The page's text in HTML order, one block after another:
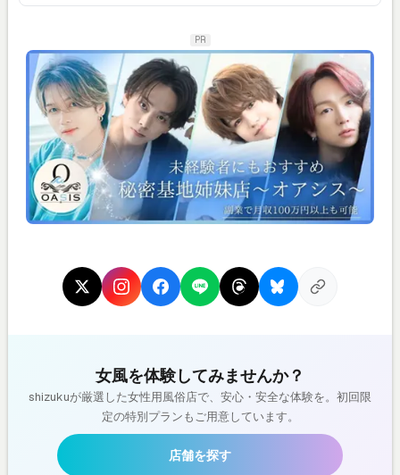
PR
女風を体験してみませんか？
shizukuが厳選した女性用風俗店で、安心・安全な体験を。初回限
定の特別プランもご用意しています。
店舗を探す